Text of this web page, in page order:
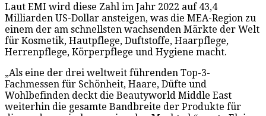
Laut EMI wird diese Zahl im Jahr 2022 auf 43,4
Milliarden US-Dollar ansteigen, was die MEA-Region zu
einem der am schnellsten wachsenden Märkte der Welt
für Kosmetik, Hautpflege, Duftstoffe, Haarpflege,
Herrenpflege, Körperpflege und Hygiene macht.
„Als eine der drei weltweit führenden Top-3-
Fachmessen für Schönheit, Haare, Düfte und
Wohlbefinden deckt die Beautyworld Middle East
weiterhin die gesamte Bandbreite der Produkte für